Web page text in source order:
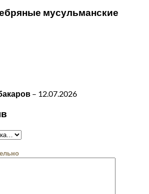
мусульманские
– 12.07.2026